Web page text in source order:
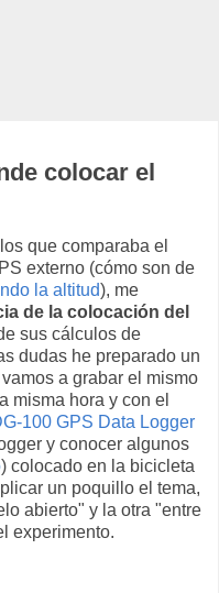
colocar el
que comparaba el
externo (cómo son de
la altitud), me
de la colocación del
sus cálculos de
dudas he preparado un
a grabar el mismo
misma hora y con el
100 GPS Data Logger
y conocer algunos
) colocado en la bicicleta
un poquillo el tema,
abierto" y la otra "entre
experimento.